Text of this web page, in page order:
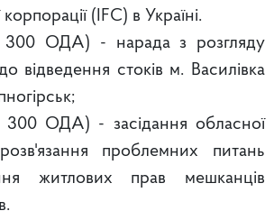
(IFC) в Україні.
300 ОДА) - нарада з розгляду
відведення стоків м. Василівка
300 ОДА) - засідання обласної
проблемних питань
житлових прав мешканців